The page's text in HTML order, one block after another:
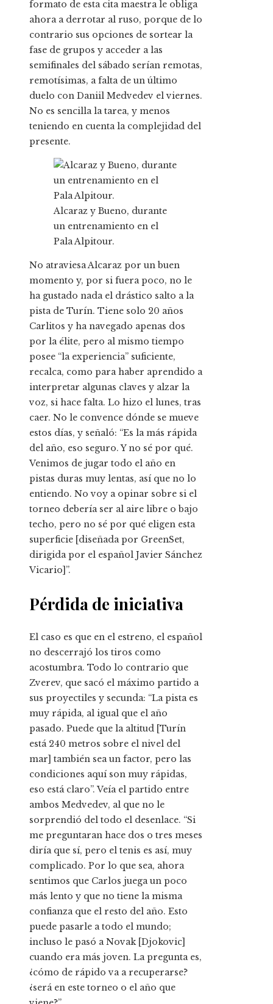
formato de esta cita maestra le obliga
ahora a derrotar al ruso, porque de lo
contrario sus opciones de sortear la
fase de grupos y acceder a las
semifinales del sábado serían remotas,
remotísimas, a falta de un último
duelo con Daniil Medvedev el viernes.
No es sencilla la tarea, y menos
teniendo en cuenta la complejidad del
presente.
Alcaraz y Bueno, durante
un entrenamiento en el
Pala Alpitour.
No atraviesa Alcaraz por un buen
momento y, por si fuera poco, no le
ha gustado nada el drástico salto a la
pista de Turín. Tiene solo 20 años
Carlitos y ha navegado apenas dos
por la élite, pero al mismo tiempo
posee “la experiencia” suficiente,
recalca, como para haber aprendido a
interpretar algunas claves y alzar la
voz, si hace falta. Lo hizo el lunes, tras
caer. No le convence dónde se mueve
estos días, y señaló: “Es la más rápida
del año, eso seguro. Y no sé por qué.
Venimos de jugar todo el año en
pistas duras muy lentas, así que no lo
entiendo. No voy a opinar sobre si el
torneo debería ser al aire libre o bajo
techo, pero no sé por qué eligen esta
superficie [diseñada por GreenSet,
dirigida por el español Javier Sánchez
Vicario]”.
Pérdida de iniciativa
El caso es que en el estreno, el español
no descerrajó los tiros como
acostumbra. Todo lo contrario que
Zverev, que sacó el máximo partido a
sus proyectiles y secunda: “La pista es
muy rápida, al igual que el año
pasado. Puede que la altitud [Turín
está 240 metros sobre el nivel del
mar] también sea un factor, pero las
condiciones aquí son muy rápidas,
eso está claro”. Veía el partido entre
ambos Medvedev, al que no le
sorprendió del todo el desenlace. “Si
me preguntaran hace dos o tres meses
diría que sí, pero el tenis es así, muy
complicado. Por lo que sea, ahora
sentimos que Carlos juega un poco
más lento y que no tiene la misma
confianza que el resto del año. Esto
puede pasarle a todo el mundo;
incluso le pasó a Novak [Djokovic]
cuando era más joven. La pregunta es,
¿cómo de rápido va a recuperarse?
¿será en este torneo o el año que